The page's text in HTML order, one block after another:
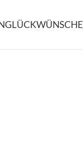
GLÜCKWÜNSCHE